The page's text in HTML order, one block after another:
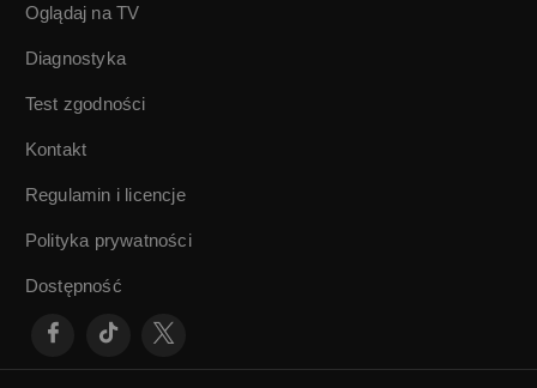
Oglądaj na TV
Diagnostyka
Test zgodności
Kontakt
Regulamin i licencje
Polityka prywatności
Dostępność